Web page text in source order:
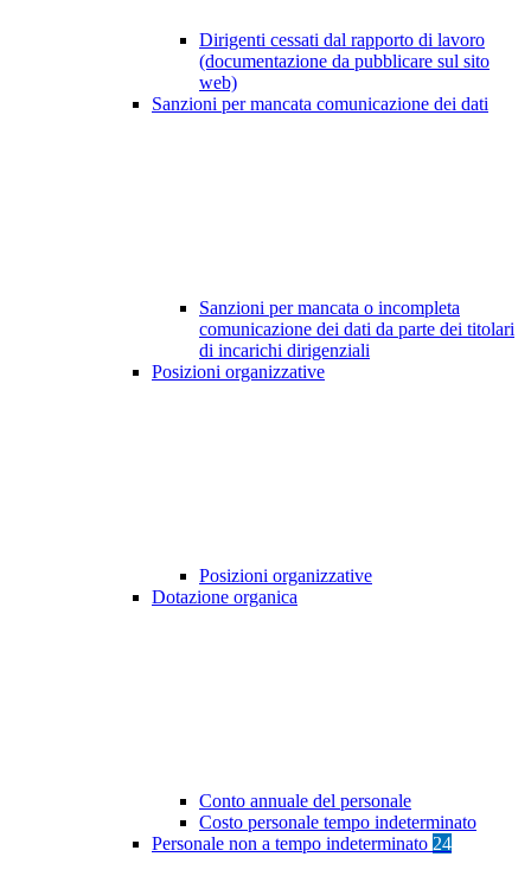
Dirigenti cessati dal rapporto di lavoro
(documentazione da pubblicare sul sito
web)
Sanzioni per mancata comunicazione dei dati
Sanzioni per mancata o incompleta
comunicazione dei dati da parte dei titolari
di incarichi dirigenziali
Posizioni organizzative
Posizioni organizzative
Dotazione organica
Conto annuale del personale
Costo personale tempo indeterminato
Personale non a tempo indeterminato 24